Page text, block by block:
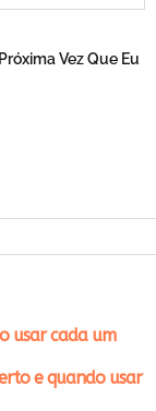
Vez Que Eu
usar cada um
e quando usar